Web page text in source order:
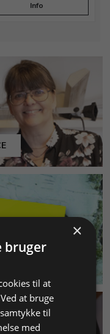
Info
×
bruger
til at
at bruge
til
med